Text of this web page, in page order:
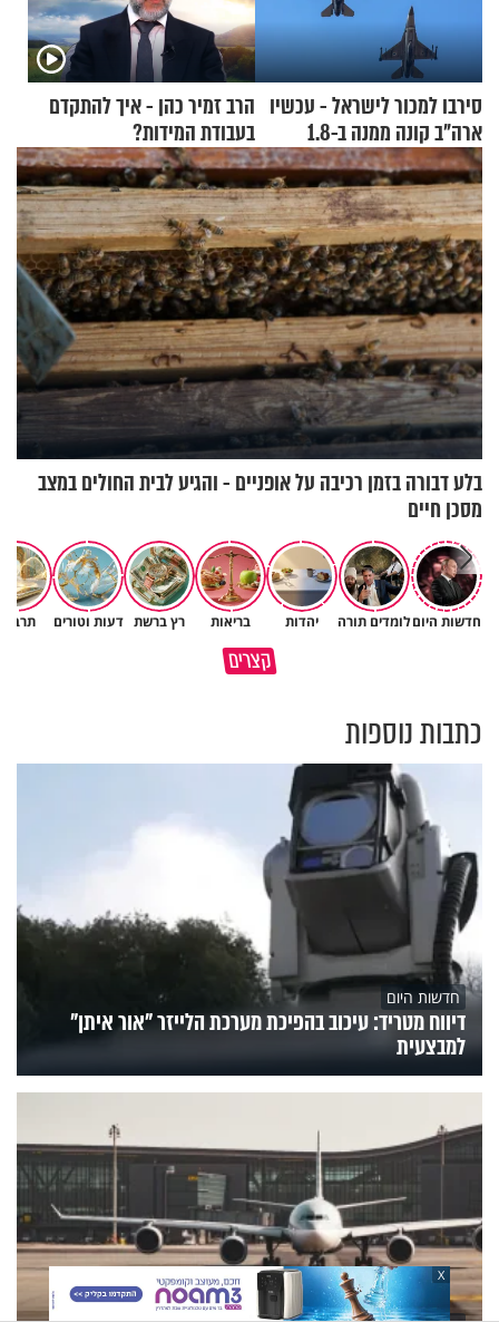
סירבו למכור לישראל - עכשיו
ארה"ב קונה ממנה ב-1.8
מיליארד דולר
הרב זמיר כהן - איך להתקדם
בעבודת המידות?
בלע דבורה בזמן רכיבה על אופניים - והגיע לבית החולים במצב
מסכן חיים
חדשות היוםלומדים תורה יהדות בריאות רץ ברשת דעות וטורים
קצריםברכה או קללה? הכל בידים שלנו
איך לשלוט בסיטואציה בצורה
כתבות נוספות
חדשות היום
דיווח מטריד: עיכוב בהפיכת מערכת הלייזר "אור איתן"
למבצעית
X